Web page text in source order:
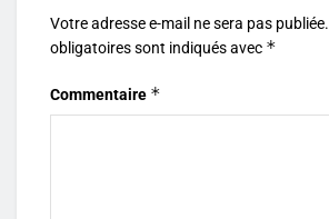
Votre adresse e-mail ne sera pas publiée.
obligatoires sont indiqués avec *
Commentaire *